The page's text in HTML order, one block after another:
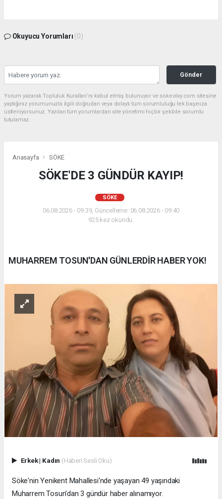
Okuyucu Yorumları (0)
Gönder
Yorum yazarak Topluluk Kuralları’nı kabul etmiş bulunuyor ve sokeolay.com sitesine
yaptığınız yorumunuzla ilgili doğrudan veya dolaylı tüm sorumluluğu tek başınıza
üstleniyorsunuz. Yazılan tüm yorumlardan site yönetimi hiçbir şekilde sorumlu
tutulamaz.
Anasayfa SÖKE
SÖKE'DE 3 GÜNDÜR KAYIP!
SÖKE
06.08.2026 - 09:39, Güncelleme: 06.08.2026 - 09:40
925 kez okundu.
MUHARREM TOSUN'DAN GÜNLERDİR HABER YOK!
Erkek| Kadın (Haberi Sesli Oku)
Söke'nin Yenikent Mahallesi'nde yaşayan 49 yaşındaki
Muharrem Tosun'dan 3 gündür haber alınamıyor.